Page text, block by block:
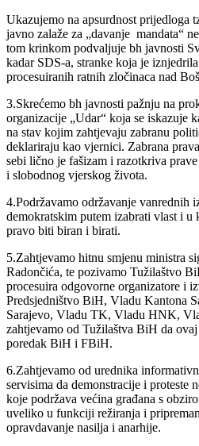
Ukazujemo na apsurdnost prijedloga
javno zalaže za „davanje mandata“
tom krinkom podvaljuje bh javnosti
kadar SDS-a, stranke koja je
procesuiranih ratnih zločinaca nad
3.Skrećemo bh javnosti pažnju na
organizacije „Udar“ koja se iskazuje
na stav kojim zahtjevaju zabranu
deklariraju kao vjernici. Zabrana
sebi lično je fašizam i razotkriva
i slobodnog vjerskog života.
4.Podržavamo održavanje vanrednih
demokratskim putem izabrati vlast i u
pravo biti biran i birati.
5.Zahtjevamo hitnu smjenu ministra
Radončića, te pozivamo Tužilaštvo
procesuira odgovorne organizatore i
Predsjedništvo BiH, Vladu Kantona
Sarajevo, Vladu TK, Vladu HNK,
zahtjevamo od Tužilaštva BiH da
poredak BiH i FBiH.
6.Zahtjevamo od urednika
servisima da demonstracije i proteste
koje podržava većina građana s
uveliko u funkciji režiranja i
opravdavanje nasilja i anarhije.